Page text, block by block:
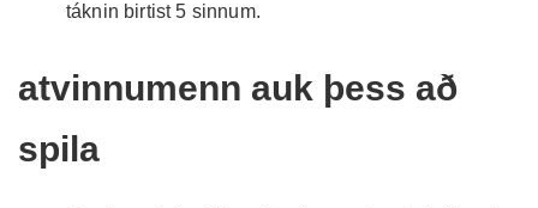
táknin birtist 5 sinnum.
atvinnumenn auk þess að
spila